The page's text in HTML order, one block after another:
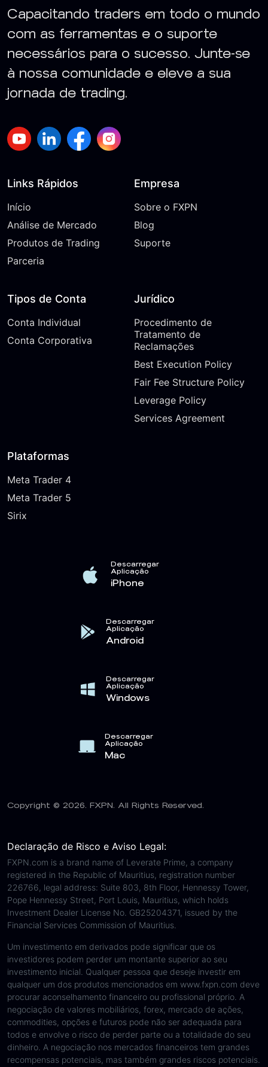
Capacitando traders em todo o mundo
com as ferramentas e o suporte
necessários para o sucesso. Junte-se
à nossa comunidade e eleve a sua
jornada de trading.
Links Rápidos
Início
Análise de Mercado
Produtos de Trading
Parceria
Empresa
Sobre o FXPN
Blog
Suporte
Tipos de Conta
Conta Individual
Conta Corporativa
Jurídico
Procedimento de
Tratamento de
Reclamações
Best Execution Policy
Fair Fee Structure Policy
Leverage Policy
Services Agreement
Plataformas
Meta Trader 4
Meta Trader 5
Sirix
Descarregar
Aplicação
iPhone
Descarregar
Aplicação
Android
Descarregar
Aplicação
Windows
Descarregar
Aplicação
Mac
Copyright © 2026. FXPN. All Rights Reserved.
Declaração de Risco e Aviso Legal:
FXPN.com is a brand name of Leverate Prime, a company
registered in the Republic of Mauritius, registration number
226766, legal address: Suite 803, 8th Floor, Hennessy Tower,
Pope Hennessy Street, Port Louis, Mauritius, which holds
Investment Dealer License No. GB25204371, issued by the
Financial Services Commission of Mauritius.
Um investimento em derivados pode significar que os
investidores podem perder um montante superior ao seu
investimento inicial. Qualquer pessoa que deseje investir em
qualquer um dos produtos mencionados em www.fxpn.com deve
procurar aconselhamento financeiro ou profissional próprio. A
negociação de valores mobiliários, forex, mercado de ações,
commodities, opções e futuros pode não ser adequada para
todos e envolve o risco de perder parte ou a totalidade do seu
dinheiro. A negociação nos mercados financeiros tem grandes
recompensas potenciais, mas também grandes riscos potenciais.